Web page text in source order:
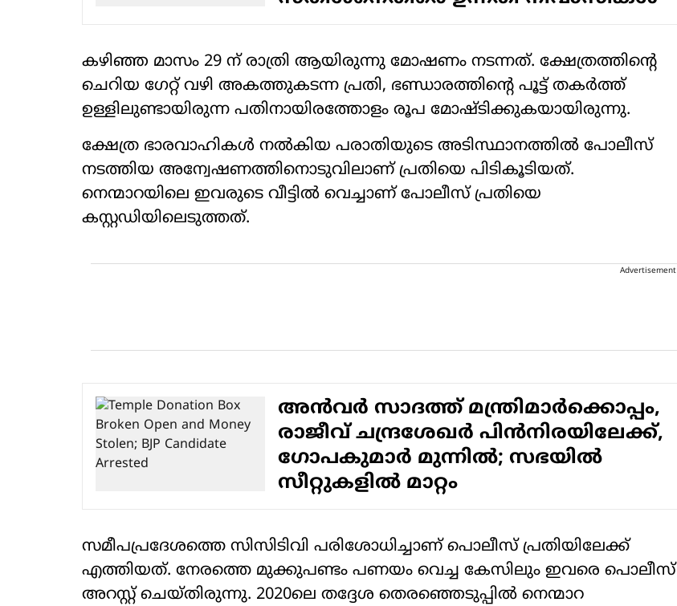
കഴിഞ്ഞ മാസം 29 ന് രാത്രി ആയിരുന്നു മോഷണം നടന്നത്. ക്ഷേത്രത്തിന്റെ
ചെറിയ ഗേറ്റ് വഴി അകത്തുകടന്ന പ്രതി, ഭണ്ഡാരത്തിന്റെ പൂട്ട് തകർത്ത്
ഉള്ളിലുണ്ടായിരുന്ന പതിനായിരത്തോളം രൂപ മോഷ്ടിക്കുകയായിരുന്നു.
ക്ഷേത്ര ഭാരവാഹികൾ നൽകിയ പരാതിയുടെ അടിസ്ഥാനത്തിൽ പോലീസ്
നടത്തിയ അന്വേഷണത്തിനൊടുവിലാണ് പ്രതിയെ പിടികൂടിയത്.
നെന്മാറയിലെ ഇവരുടെ വീട്ടിൽ വെച്ചാണ് പോലീസ് പ്രതിയെ
കസ്റ്റഡിയിലെടുത്തത്.
Advertisement
അന്‍വര്‍ സാദത്ത് മന്ത്രിമാര്‍ക്കൊപ്പം,
രാജീവ് ചന്ദ്രശേഖര്‍ പിന്‍നിരയിലേക്ക്,
ഗോപകുമാര്‍ മുന്നില്‍; സഭയില്‍
സീറ്റുകളില്‍ മാറ്റം
സമീപപ്രദേശത്തെ സിസിടിവി പരിശോധിച്ചാണ് പൊലീസ് പ്രതിയിലേക്ക്
എത്തിയത്. നേരത്തെ മുക്കുപണ്ടം പണയം വെച്ച കേസിലും ഇവരെ പൊലീസ്
അറസ്റ്റ് ചെയ്തിരുന്നു. 2020ലെ തദ്ദേശ തെരഞ്ഞെടുപ്പില്‍ നെന്മാറ